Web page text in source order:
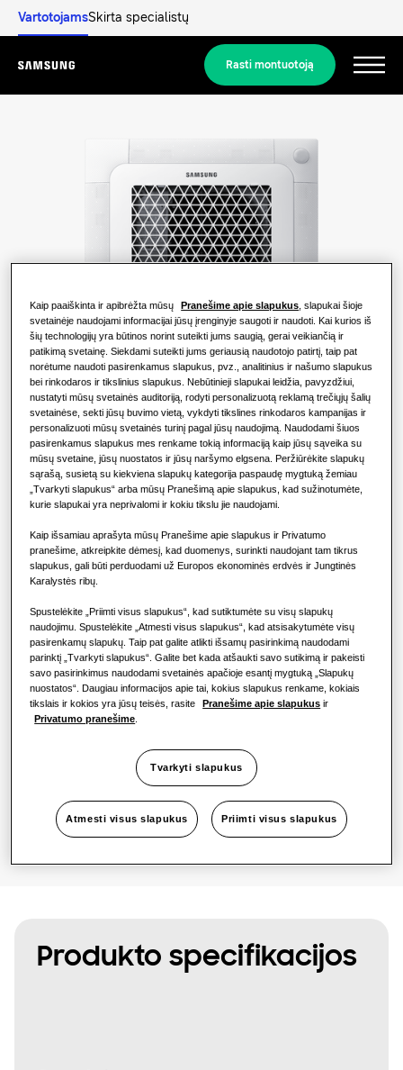
VartotojamsSkirta specialistų
Menu
Rasti montuotoją
Atraskite
SPRENDIMAI GYVENAMOSIOMS PATALPOMS
Kas yra šilumos siurblys ir kaip tai
veikia?
Šilumos siurblio privalumai
Kas yra oro kondicionierius ir kaip tai
veikia?
KOMERCINIAI SPRENDIMAI
Viešbučiai
Restoranas
Biuras
Tvarumas
„One Samsung“
Mūsų sprendimai
Oro kondicionavimo sprendimai
Šilumos siurblių sprendimai
SPRENDIMAI KOMERCINIAMS PASTATAMS
Oro kondicionavimo sprendimai
Valdikliai
Gaminiai
„Hero“ gaminiai
Apie „Samsung“
PAJĖGUMAS: 1.5KW
WindFree™️ 4-Way Cassette (600x600)
AM015NNNDEH/EU
Galimas pajėgumas
4.5KW 5.6KW 6.0KW
Galima galia
1 fazė
Rasti montuotoją
Produkto specifikacijos
Kaip paaiškinta ir apibrėžta mūsų Pranešime apie slapukus , slapukai šioje
svetainėje naudojami informacijai jūsų įrenginyje saugoti ir naudoti. Kai kurios iš
šių technologijų yra būtinos norint suteikti jums saugią, gerai veikiančią ir
patikimą svetainę. Siekdami suteikti jums geriausią naudotojo patirtį, taip pat
norėtume naudoti pasirenkamus slapukus, pvz., analitinius ir našumo slapukus
bei rinkodaros ir tikslinius slapukus. Nebūtinieji slapukai leidžia, pavyzdžiui,
nustatyti mūsų svetainės auditoriją, rodyti personalizuotą reklamą trečiųjų šalių
svetainėse, sekti jūsų buvimo vietą, vykdyti tikslines rinkodaros kampanijas ir
personalizuoti mūsų svetainės turinį pagal jūsų naudojimą. Naudodami šiuos
pasirenkamus slapukus mes renkame tokią informaciją kaip jūsų sąveika su
mūsų svetaine, jūsų nuostatos ir jūsų naršymo elgsena. Peržiūrėkite slapukų
sąrašą, susietą su kiekviena slapukų kategorija paspaudę mygtuką žemiau
„Tvarkyti slapukus“ arba mūsų Pranešimą apie slapukus, kad sužinotumėte,
kurie slapukai yra neprivalomi ir kokiu tikslu jie naudojami.
Kaip išsamiau aprašyta mūsų Pranešime apie slapukus ir Privatumo
pranešime, atkreipkite dėmesį, kad duomenys, surinkti naudojant tam tikrus
slapukus, gali būti perduodami už Europos ekonominės erdvės ir Jungtinės
Karalystės ribų.
Spustelėkite „Priimti visus slapukus“, kad sutiktumėte su visų slapukų
naudojimu. Spustelėkite „Atmesti visus slapukus“, kad atsisakytumėte visų
pasirenkamų slapukų. Taip pat galite atlikti išsamų pasirinkimą naudodami
parinktį „Tvarkyti slapukus“. Galite bet kada atšaukti savo sutikimą ir pakeisti
savo pasirinkimus naudodami svetainės apačioje esantį mygtuką „Slapukų
nuostatos“. Daugiau informacijos apie tai, kokius slapukus renkame, kokiais
tikslais ir kokios yra jūsų teisės, rasite
Pranešime apie slapukus ir
Privatumo pranešime
Tvarkyti slapukus
Atmesti visus slapukus Priimti visus slapukus